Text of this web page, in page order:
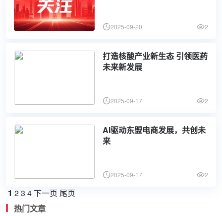
2025-09-20 2
打造核酸产业新生态 引领医药
未来新发展
2025-09-17 2
AI驱动东盟电商发展，共创未
来
2025-09-17 2
1 23 4下一页 尾页
热门文章